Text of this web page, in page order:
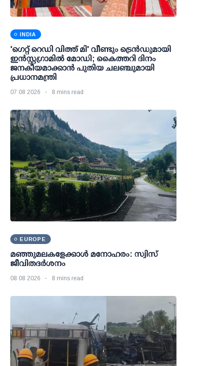
INDIA
'ഗെറ്റ് റെഡി വിത്ത് മി' വീണ്ടും ട്രെന്‍ഡുമായി
ഇന്‍സ്റ്റഗ്രാമില്‍ മോഡി; കൈത്തറി ദിനം
ജനകീയമാക്കാന്‍ പുതിയ ചലഞ്ചുമായി
പ്രധാനമന്ത്രി
07 08 2026 8 mins read
EUROPE
മഞ്ഞുമലകളേക്കാൾ മനോഹരം: സ്വിസ്
ജീവിതദർശനം
08 08 2026 8 mins read